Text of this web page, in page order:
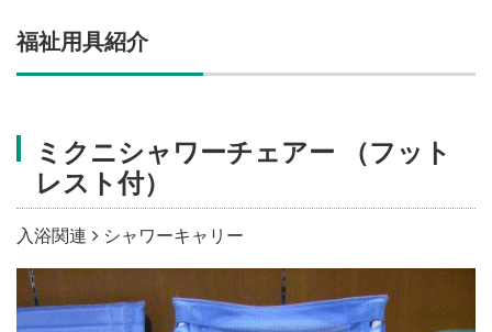
施設・料金
アクセス
福祉用具紹介
ミクニシャワーチェアー （フット
レスト付）
入浴関連 シャワーキャリー